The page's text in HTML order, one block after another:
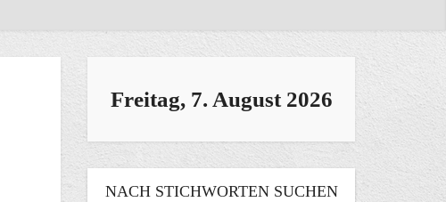
Freitag, 7. August 2026
NACH STICHWORTEN SUCHEN